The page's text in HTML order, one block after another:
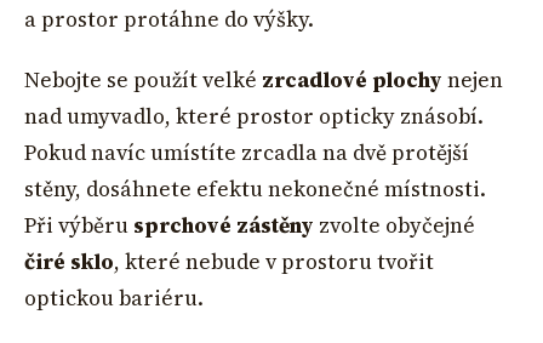
a prostor protáhne do výšky.
Nebojte se použít velké zrcadlové plochy nejen
nad umyvadlo, které prostor opticky znásobí.
Pokud navíc umístíte zrcadla na dvě protější
stěny, dosáhnete efektu nekonečné místnosti.
Při výběru sprchové zástěny zvolte obyčejné
čiré sklo, které nebude v prostoru tvořit
optickou bariéru.